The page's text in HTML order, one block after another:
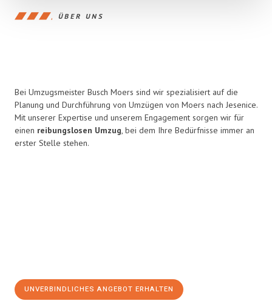
ÜBER UNS
Bei Umzugsmeister Busch Moers sind wir spezialisiert auf die
Planung und Durchführung von Umzügen von Moers nach Jesenice.
Mit unserer Expertise und unserem Engagement sorgen wir für
einen reibungslosen Umzug, bei dem Ihre Bedürfnisse immer an
erster Stelle stehen.
UNVERBINDLICHES ANGEBOT ERHALTEN